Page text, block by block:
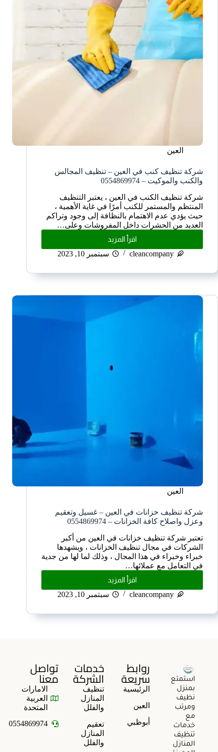
العين
شركة تنظيف كنب في العين – تنظيف المجالس
والكنب والموكيت – 0554869974
شركة تنظيف الكنب في العين ، يعتبر التنظيف
المنتظم والمستمر للكنب أمرًا في غاية الأهمية ،
حيث يؤدي عدم الاهتمام بالنظافة إلى وجود وتراكم
العديد من الحشرات داخل المفروشات وعلى…
اقرأ المزيد
cleancompany
سبتمبر 10, 2023
العين
شركة تنظيف خزانات في العين – غسيل وتعقيم
وعزل واصلاح كافة الخزانات – 0554869974
تعتبر شركة تنظيف خزانات في العين من أكبر
الشركات في مجال تنظيف الخزانات ، ويشهدها
خبراء وخبراء في هذا المجال ، وذلك لما لها من جدية
في التعامل مع عملائها…
اقرأ المزيد
cleancompany
سبتمبر 10, 2023
استمتع
بمنزل
نظيف
ومرتب
مع
خدمات
تنظيف
المنازل
روابط
سريعة
الرئيسية
العين
أبوظبي
خدمات
الشركة
تنظيف
المنازل
والفلل
تعقيم
المنازل
والفلل
تواصل
معناالامارات
العربية
المتحدة
0554869974